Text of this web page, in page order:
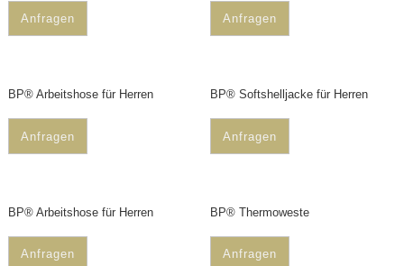
Anfragen Anfragen
BP® Arbeitshose für Herren
Anfragen
BP® Softshelljacke für Herren
Anfragen
BP® Arbeitshose für Herren
Anfragen
BP® Thermoweste
Anfragen